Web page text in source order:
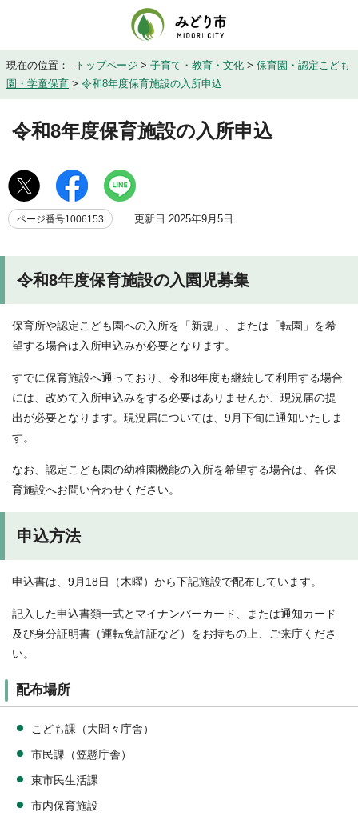
現在の位置： トップページ > 子育て・教育・文化 > 保育園・認定こども
園・学童保育 > 令和8年度保育施設の入所申込
令和8年度保育施設の入所申込
ページ番号1006153 更新日 2025年9月5日
令和8年度保育施設の入園児募集
保育所や認定こども園への入所を「新規」、または「転園」を希
望する場合は入所申込みが必要となります。
すでに保育施設へ通っており、令和8年度も継続して利用する場合
には、改めて入所申込みをする必要はありませんが、現況届の提
出が必要となります。現況届については、9月下旬に通知いたしま
す。
なお、認定こども園の幼稚園機能の入所を希望する場合は、各保
育施設へお問い合わせください。
申込方法
申込書は、9月18日（木曜）から下記施設で配布しています。
記入した申込書類一式とマイナンバーカード、または通知カード
及び身分証明書（運転免許証など）をお持ちの上、ご来庁くださ
い。
配布場所
こども課（大間々庁舎）
市民課（笠懸庁舎）
東市民生活課
市内保育施設